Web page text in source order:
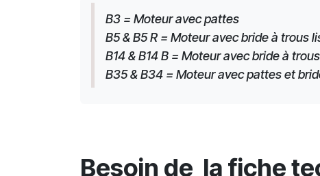
B3 = Moteur avec pattes
B5 & B5 R = Moteur avec bride à trous
B14 & B14 B = Moteur avec bride à
B35 & B34 = Moteur avec pattes et
Besoin de la fiche